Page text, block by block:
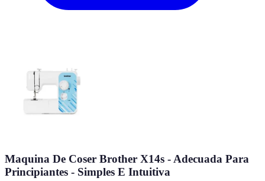
Maquina De Coser Brother X14s - Adecuada Para
Principiantes - Simples E Intuitiva